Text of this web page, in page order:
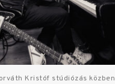
Kristóf stúdiózás közben